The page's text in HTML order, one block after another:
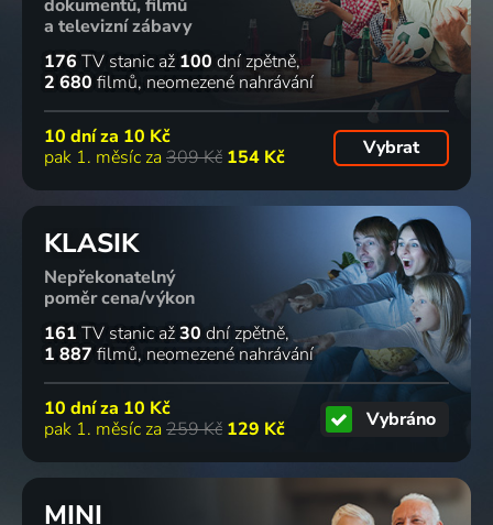
dokumentů, filmů
a televizní zábavy
176 TV stanic až 100 dní zpětně
2 680 filmů neomezené nahrávání
10 dní za 10 Kč
pak 1. měsíc za 309 Kč 154 Kč Vybrat
KLASIK
Nepřekonatelný
poměr cena/výkon
161 TV stanic až30 dní zpětně
1 887 filmů neomezené nahrávání
10 dní za 10 Kč
pak 1. měsíc za 259 Kč 129 Kč Vybráno
MINI